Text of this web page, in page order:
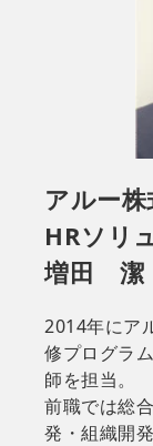
アルー
HRソリ
増田 潔
2014年にア
修プログラ
師を担当。
前職では総
発・組織開